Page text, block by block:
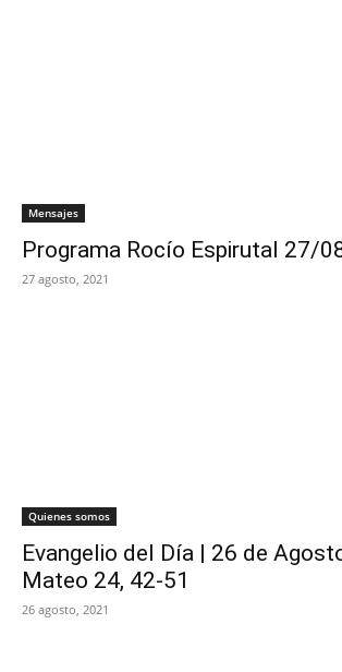
Mensajes
Programa Rocío Espirutal 27/
27 agosto, 2021
Quienes somos
Evangelio del Día | 26 de
Mateo 24, 42-51
26 agosto, 2021